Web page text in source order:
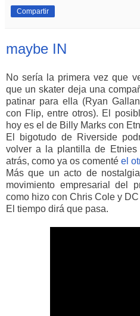
Compartir
maybe IN
No sería la primera vez que
que un skater deja una
patinar para ella (Ryan
con Flip, entre otros). El
hoy es el de Billy Marks con
El bigotudo de Riverside
volver a la plantilla de Etnies
atrás, como ya os comenté el
Más que un acto de
movimiento empresarial del
como hizo con Chris Cole y
El tiempo dirá que pasa.